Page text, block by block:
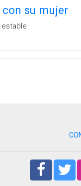
su mujer
estable